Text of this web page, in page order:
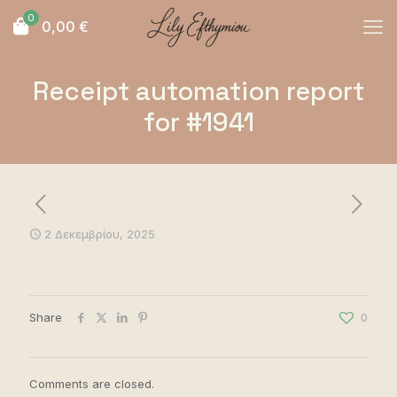
0 0,00 €
Receipt automation report
for #1941
2 Δεκεμβρίου, 2025
Share 0
Comments are closed.